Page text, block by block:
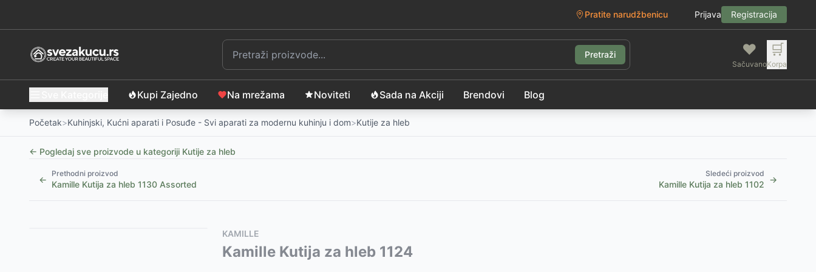
Pratite narudžbenicu Prijava Registracija
Pretraži ❤️
Sačuvano
🛒
Korpa
Kupi Zajedno Na mrežama Noviteti Sada na Akciji Brendovi Blog
Početak>Kuhinjski, Kućni aparati i Posuđe - Svi aparati za modernu kuhinju i dom>Kutije za hleb
← Pogledaj sve proizvode u kategoriji Kutije za hleb
←
Prethodni proizvod
Kamille Kutija za hleb 1130 Assorted
Sledeći proizvod
Kamille Kutija za hleb 1102 →
Kutija za hleb od bambusa sa daskom za sečenje Kesper KSP58583-2399RSD
Maestro Drvena kutija za hleb sa metalnim poklopcem MR-1775-IVORY
Ovaj proizvod nije dostupan, pogledajte slične proizvode:
KAMILLE
Kamille Kutija za hleb 1124